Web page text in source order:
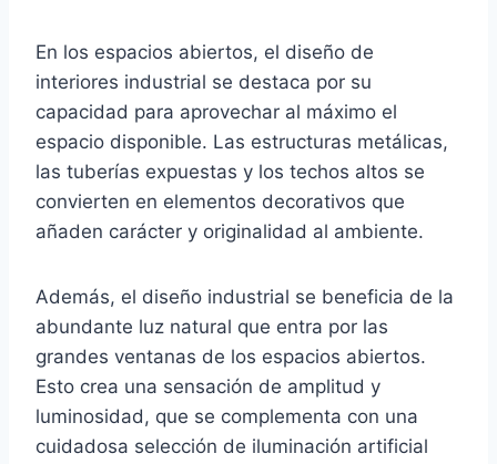
En los espacios abiertos, el diseño de
interiores industrial se destaca por su
capacidad para aprovechar al máximo el
espacio disponible. Las estructuras metálicas,
las tuberías expuestas y los techos altos se
convierten en elementos decorativos que
añaden carácter y originalidad al ambiente.
Además, el diseño industrial se beneficia de la
abundante luz natural que entra por las
grandes ventanas de los espacios abiertos.
Esto crea una sensación de amplitud y
luminosidad, que se complementa con una
cuidadosa selección de iluminación artificial